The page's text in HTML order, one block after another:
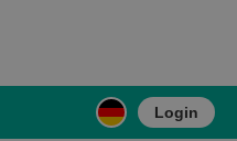
Login